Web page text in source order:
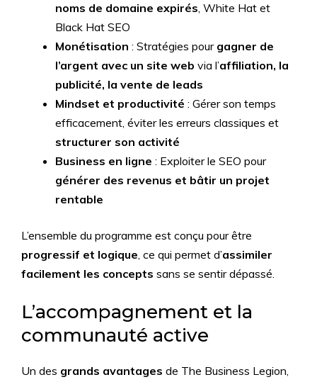
noms de domaine expirés, White Hat et
Black Hat SEO
Monétisation : Stratégies pour gagner de
l’argent avec un site web via l’affiliation, la
publicité, la vente de leads
Mindset et productivité : Gérer son temps
efficacement, éviter les erreurs classiques et
structurer son activité
Business en ligne : Exploiter le SEO pour
générer des revenus et bâtir un projet
rentable
L’ensemble du programme est conçu pour être
progressif et logique, ce qui permet d’assimiler
facilement les concepts sans se sentir dépassé.
L’accompagnement et la
communauté active
Un des grands avantages de The Business Legion,